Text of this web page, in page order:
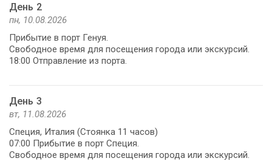
День 2
пн, 10.08.2026
Прибытие в порт Генуя.
Свободное время для посещения города или экскурсий.
18:00 Отправление из порта.
День 3
вт, 11.08.2026
Специя, Италия (Стоянка 11 часов)
07:00 Прибытие в порт Специя.
Свободное время для посещения города или экскурсий.